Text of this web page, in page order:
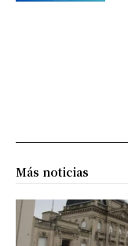
Más noticias